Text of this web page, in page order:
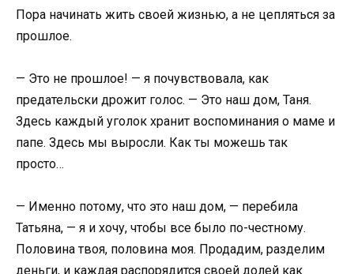
Пора начинать жить своей жизнью, а не цепляться за
прошлое.
— Это не прошлое! — я почувствовала, как
предательски дрожит голос. — Это наш дом, Таня.
Здесь каждый уголок хранит воспоминания о маме и
папе. Здесь мы выросли. Как ты можешь так
просто…
— Именно потому, что это наш дом, — перебила
Татьяна, — я и хочу, чтобы все было по-честному.
Половина твоя, половина моя. Продадим, разделим
деньги, и каждая распорядится своей долей как